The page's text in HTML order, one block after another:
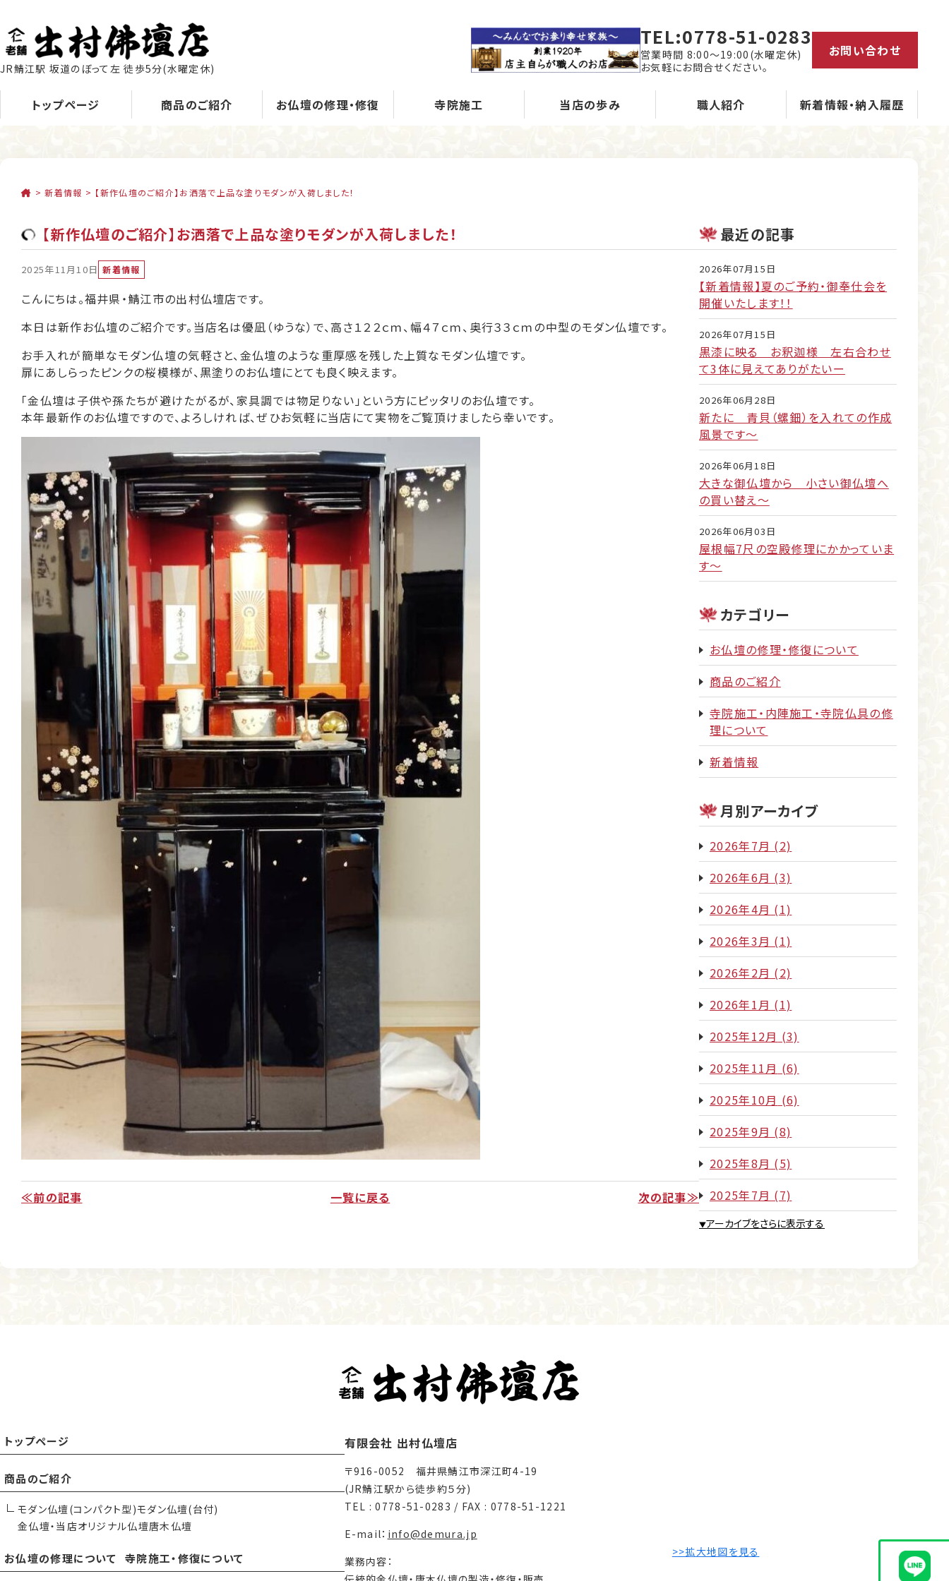
JR鯖江駅 坂道のぼって左 徒歩5分(水曜定休)
TEL:0778-51-0283
営業時間 8:00～19:00(水曜定休)
お気軽にお問合せください。
お問い合わせ
トップページ 商品のご紹介 お仏壇の修理・修復 寺院施工 当店の歩み 職人紹介 新着情報・納入履歴
>新着情報 > 【新作仏壇のご紹介】お洒落で上品な塗りモダンが入荷しました！
【新作仏壇のご紹介】お洒落で上品な塗りモダンが入荷しました！
2025年11月10日 新着情報
こんにちは。福井県・鯖江市の出村仏壇店です。
本日は新作お仏壇のご紹介です。当店名は優凪（ゆうな）で、高さ１２２ｃｍ、幅４７ｃｍ、奥行３３ｃｍの中型のモダン仏壇です。
お手入れが簡単なモダン仏壇の気軽さと、金仏壇のような重厚感を残した上質なモダン仏壇です。
扉にあしらったピンクの桜模様が、黒塗りのお仏壇にとても良く映えます。
「金仏壇は子供や孫たちが避けたがるが、家具調では物足りない」という方にピッタリのお仏壇です。
本年最新作のお仏壇ですので、よろしければ、ぜひお気軽に当店にて実物をご覧頂けましたら幸いです。
≪前の記事 一覧に戻る 次の記事≫
最近の記事
2026年07月15日
【新着情報】夏のご予約・御奉仕会を
開催いたします！！
2026年07月15日
黒漆に映る お釈迦様 左右合わせ
て3体に見えてありがたいー
2026年06月28日
新たに 青貝（螺鈿）を入れての作成
風景です～
2026年06月18日
大きな御仏壇から 小さい御仏壇へ
の買い替え～
2026年06月03日
屋根幅7尺の空殿修理にかかっていま
す～
カテゴリー
お仏壇の修理・修復について
商品のご紹介
寺院施工・内陣施工・寺院仏具の修
理について
新着情報
月別アーカイブ
2026年7月 (2)
2026年6月 (3)
2026年4月 (1)
2026年3月 (1)
2026年2月 (2)
2026年1月 (1)
2025年12月 (3)
2025年11月 (6)
2025年10月 (6)
2025年9月 (8)
2025年8月 (5)
2025年7月 (7)
▼アーカイブをさらに表示する
トップページ
商品のご紹介
モダン仏壇(コンパクト型)モダン仏壇(台付)
金仏壇・当店オリジナル仏壇唐木仏壇
お仏壇の修理について 寺院施工・修復について
有限会社 出村仏壇店
〒916-0052 福井県鯖江市深江町4-19
(JR鯖江駅から徒歩約５分)
TEL : 0778-51-0283 / FAX : 0778-51-1221
E-mail： info@demura.jp
業務内容：
>>拡大地図を見る